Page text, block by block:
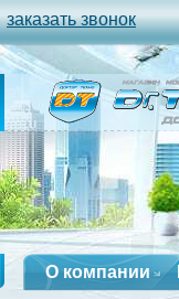
заказать звонок
О компании